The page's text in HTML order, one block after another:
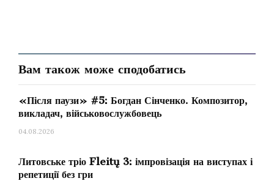
Володимира Рунчака — камерна лірика
Золтана Алмаші. Усе це створює той
багатовимірний простір, у якому дует
мислить і творить — простір української
музики, що повертає собі власну історію й
водночас будує майбутнє.
Вам також може сподобатись
«Після паузи» #5: Богдан Сінченко. Композитор,
викладач, військовослужбовець
04.08.2026
Литовське тріо Fleitų 3: імпровізація на виступах і
репетиції без гри